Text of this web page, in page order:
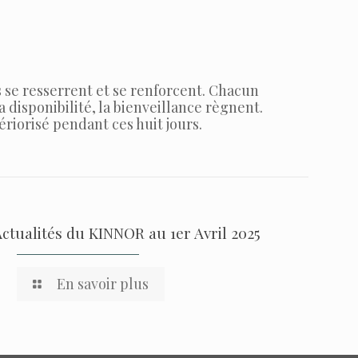
resserrent et se renforcent. Chacun
disponibilité, la bienveillance règnent.
pendant ces huit jours.
du KINNOR au 1er Avril 2025
En savoir plus